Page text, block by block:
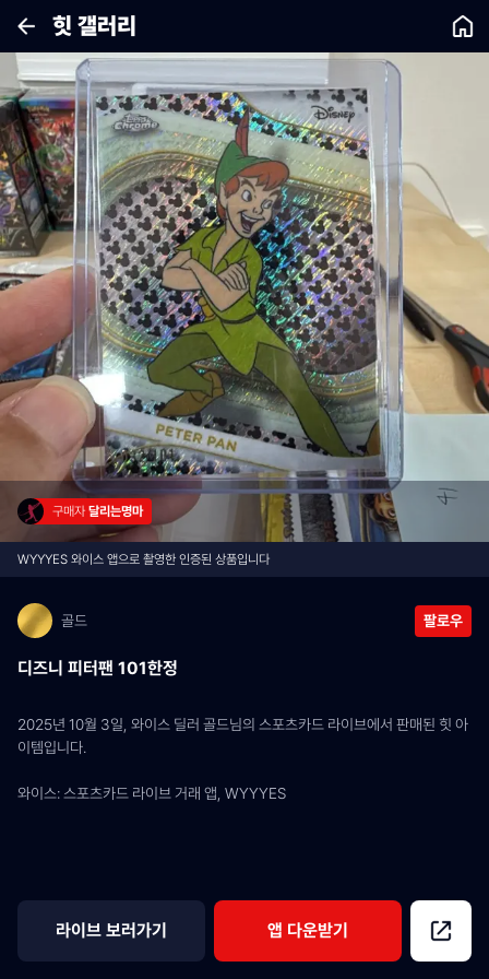
힛 갤러리
구매자 달리는명마
WYYYES 와이스 앱으로 촬영한 인증된 상품입니다
골드 팔로우
디즈니 피터팬 101한정
2025년 10월 3일, 와이스 딜러 골드님의 스포츠카드 라이브에서 판매된 힛 아
이템입니다.
와이스: 스포츠카드 라이브 거래 앱, WYYYES
라이브 보러가기 앱 다운받기